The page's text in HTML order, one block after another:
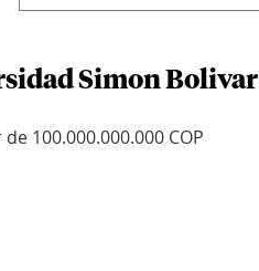
Simon Bolivar
100.000.000.000 COP